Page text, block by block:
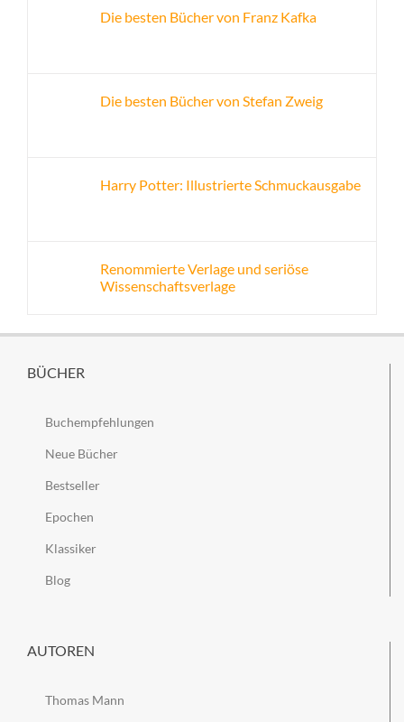
Die besten Bücher von Franz Kafka
Die besten Bücher von Stefan Zweig
Harry Potter: Illustrierte Schmuckausgabe
Renommierte Verlage und seriöse
Wissenschaftsverlage
BÜCHER
Buchempfehlungen
Neue Bücher
Bestseller
Epochen
Klassiker
Blog
AUTOREN
Thomas Mann